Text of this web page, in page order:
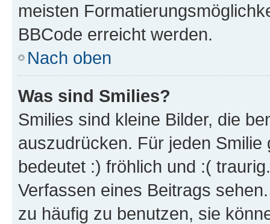
meisten
BBCode erreicht werden.
Nach oben
Was sind Smilies?
Smilies sind kleine Bilder, die
auszudrücken. Für jeden
bedeutet :) fröhlich und :(
Verfassen eines Beitrags
zu häufig zu benutzen, sie